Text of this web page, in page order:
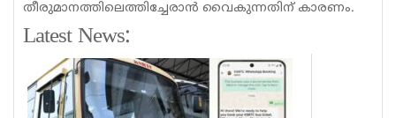
തീരുമാനത്തിലെത്തിച്ചേരാൻ വൈകുന്നതിന് കാരണം.
Latest News: